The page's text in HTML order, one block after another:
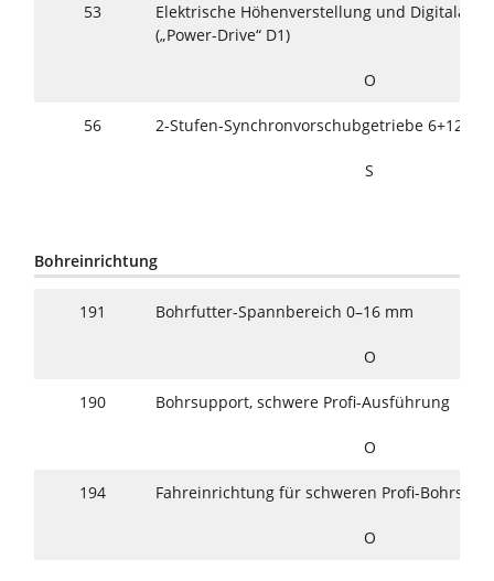
53
Elektrische Höhenverstellung und
(„Power-Drive“ D1)
O
56 2-Stufen-Synchronvorschubgetriebe 6+12 m/
S
Bohreinrichtung
191 Bohrfutter-Spannbereich 0–16 mm
O
190 Bohrsupport, schwere Profi-Ausführung
O
194 Fahreinrichtung für schweren Profi-
O